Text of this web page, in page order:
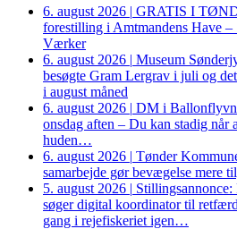
6. august 2026 | GRATIS I
forestilling i Amtmandens Have –
Værker
6. august 2026 | Museum
besøgte Gram Lergrav i juli og
i august måned
6. august 2026 | DM i
onsdag aften – Du kan stadig når
huden…
6. august 2026 | Tønder
samarbejde gør bevægelse mere
5. august 2026 |
søger digital koordinator til
gang i rejefiskeriet igen…